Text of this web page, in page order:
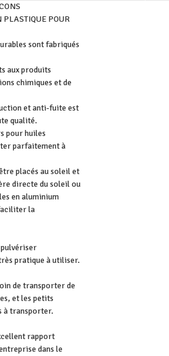
PLASTIQUE POUR
sont fabriqués
aux produits
chimiques et de
et anti-fuite est
qualité.
pour huiles
parfaitement à
placés au soleil et
directe du soleil ou
en aluminium
la
pratique à utiliser.
de transporter de
et les petits
à transporter.
rapport
dans le